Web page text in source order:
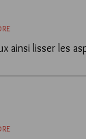
ainsi lisser les